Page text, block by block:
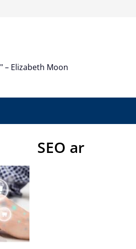
– Elizabeth Moon
SEO ar